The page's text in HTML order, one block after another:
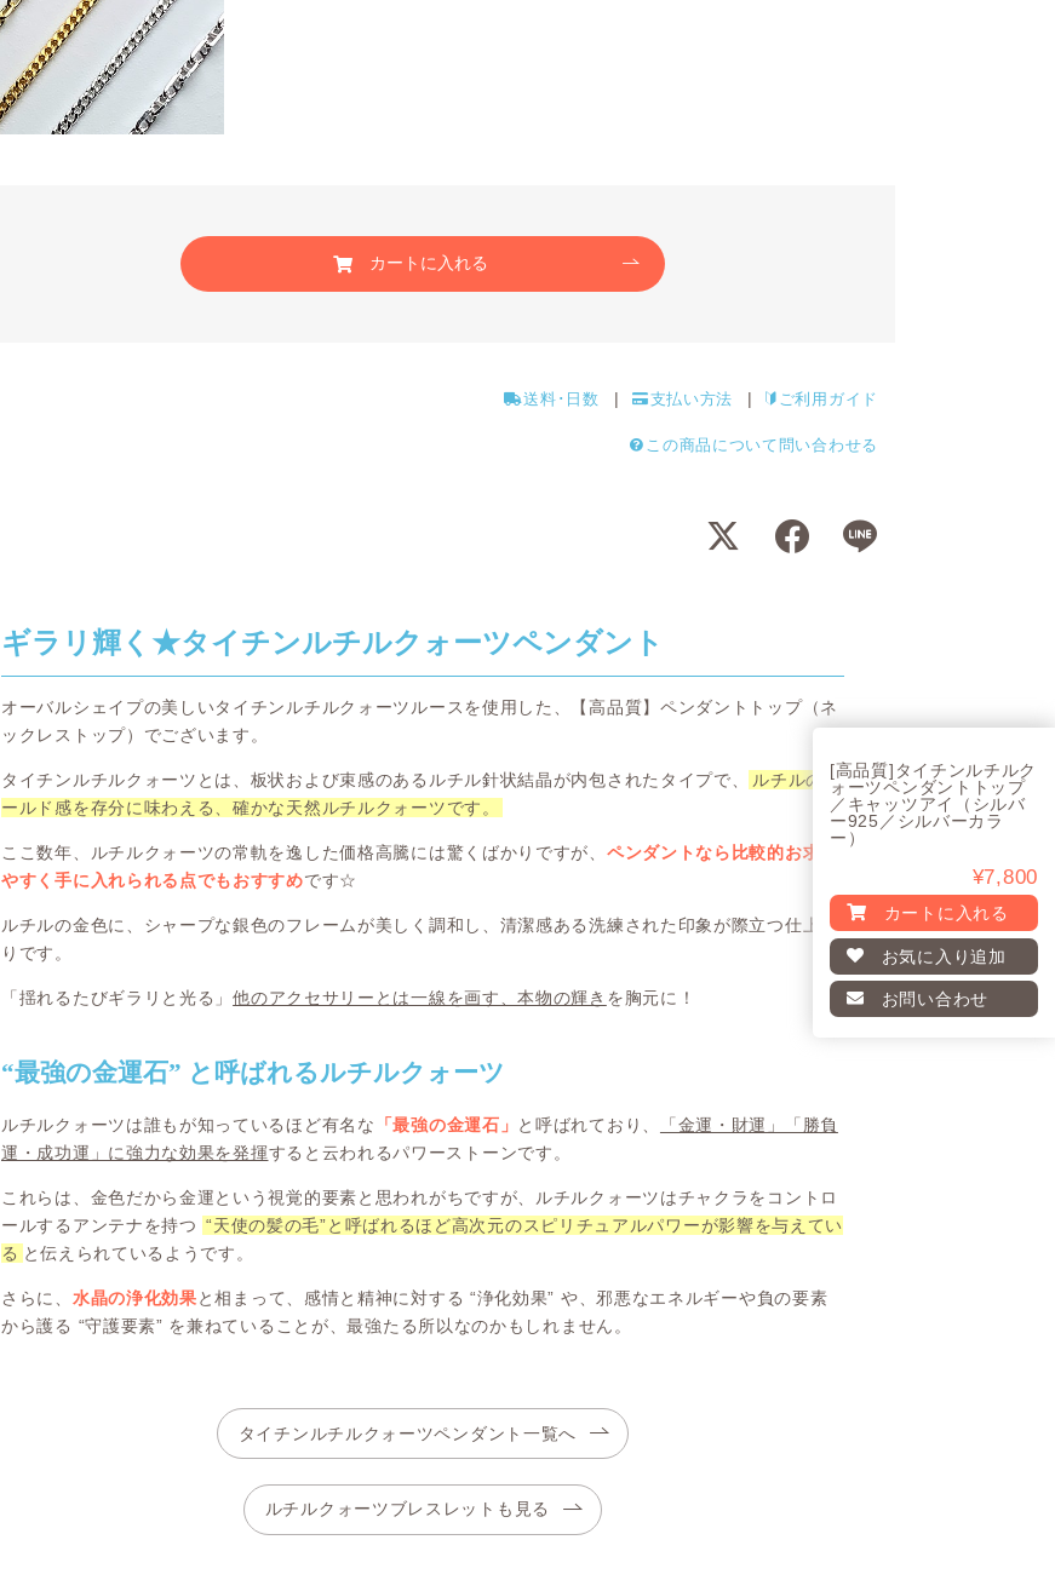
カートに入れる
[高品質]タイチンルチルク
ォーツペンダントトップ
／キャッツアイ（シルバ
ー925／シルバーカラ
ー）
¥7,800
カートに入れる
お気に入り追加
お問い合わせ
送料･日数 支払い方法 ご利用ガイド
この商品について問い合わせる
ギラリ輝く★タイチンルチルクォーツペンダント
オーバルシェイプの美しいタイチンルチルクォーツルースを使用した、【高品質】ペンダントトップ（ネ
ックレストップ）でございます。
タイチンルチルクォーツとは、板状および束感のあるルチル針状結晶が内包されたタイプで、
ルチルのゴ
ールド感を存分に味わえる、確かな天然ルチルクォーツです。
ここ数年、ルチルクォーツの常軌を逸した価格高騰には驚くばかりですが、 ペンダントなら比較的お求め
やすく手に入れられる点でもおすすめです☆
ルチルの金色に、シャープな銀色のフレームが美しく調和し、清潔感ある洗練された印象が際立つ仕上が
りです。
「揺れるたびギラリと光る」他のアクセサリーとは一線を画す、本物の輝き を胸元に！
“最強の金運石” と呼ばれるルチルクォーツ
ルチルクォーツは誰もが知っているほど有名な 「最強の金運石」 と呼ばれており、
「金運・財運」「勝負
運・成功運」に強力な効果を発揮すると云われるパワーストーンです。
これらは、金色だから金運という視覚的要素と思われがちですが、ルチルクォーツはチャクラをコントロ
ールするアンテナを持つ “天使の髪の毛”と呼ばれるほど高次元のスピリチュアルパワーが影響を与えてい
る と伝えられているようです。
さらに、 水晶の浄化効果と相まって、感情と精神に対する “浄化効果” や、邪悪なエネルギーや負の要素
から護る “守護要素” を兼ねていることが、最強たる所以なのかもしれません。
タイチンルチルクォーツペンダント一覧へ
ルチルクォーツブレスレットも見る